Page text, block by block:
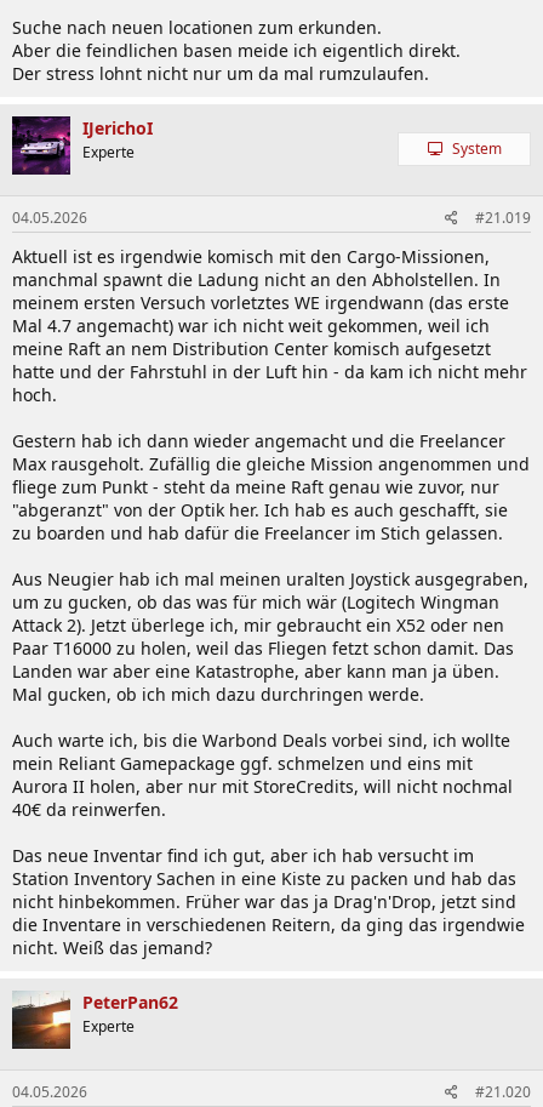
Suche nach neuen locationen zum erkunden.
Aber die feindlichen basen meide ich eigentlich direkt.
Der stress lohnt nicht nur um da mal rumzulaufen.
IJerichoI
Experte System
04.05.2026 #21.019
Aktuell ist es irgendwie komisch mit den Cargo-Missionen,
manchmal spawnt die Ladung nicht an den Abholstellen. In
meinem ersten Versuch vorletztes WE irgendwann (das erste
Mal 4.7 angemacht) war ich nicht weit gekommen, weil ich
meine Raft an nem Distribution Center komisch aufgesetzt
hatte und der Fahrstuhl in der Luft hin - da kam ich nicht mehr
hoch.
Gestern hab ich dann wieder angemacht und die Freelancer
Max rausgeholt. Zufällig die gleiche Mission angenommen und
fliege zum Punkt - steht da meine Raft genau wie zuvor, nur
"abgeranzt" von der Optik her. Ich hab es auch geschafft, sie
zu boarden und hab dafür die Freelancer im Stich gelassen.
Aus Neugier hab ich mal meinen uralten Joystick ausgegraben,
um zu gucken, ob das was für mich wär (Logitech Wingman
Attack 2). Jetzt überlege ich, mir gebraucht ein X52 oder nen
Paar T16000 zu holen, weil das Fliegen fetzt schon damit. Das
Landen war aber eine Katastrophe, aber kann man ja üben.
Mal gucken, ob ich mich dazu durchringen werde.
Auch warte ich, bis die Warbond Deals vorbei sind, ich wollte
mein Reliant Gamepackage ggf. schmelzen und eins mit
Aurora II holen, aber nur mit StoreCredits, will nicht nochmal
40€ da reinwerfen.
Das neue Inventar find ich gut, aber ich hab versucht im
Station Inventory Sachen in eine Kiste zu packen und hab das
nicht hinbekommen. Früher war das ja Drag'n'Drop, jetzt sind
die Inventare in verschiedenen Reitern, da ging das irgendwie
nicht. Weiß das jemand?
PeterPan62
Experte
04.05.2026 #21.020